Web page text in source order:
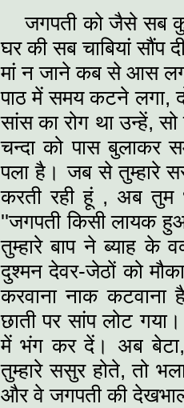
जगपती को जैसे सब
घर की सब चाबियां सौंप
मां न जाने कब से आस
पाठ में समय कटने लगा,
सांस का रोग था उन्हें,
चन्दा को पास बुलाकर
पला है। जब से तुम्हारे
करती रही हूं , अब तुम
''जगपती किसी लायक
तुम्हारे बाप ने ब्याह के
दुश्मन देवर-जेठों को
करवाना नाक
छाती पर सांप लोट
में भंग कर दें। अब
तुम्हारे ससुर होते, तो
और वे जगपती की